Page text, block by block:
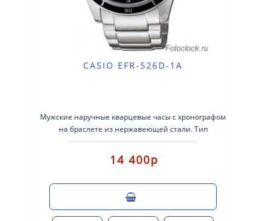
CASIO EFR-526D-1A
Мужские наручные кварцевые часы с хронографом
на браслете из нержавеющей стали. Тип
механизма: кварцевые. Корпус: нержавеющая ..
14 400р